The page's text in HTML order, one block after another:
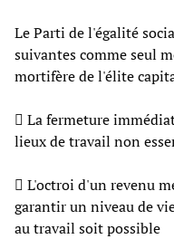
Le Parti de l'égalité
suivantes comme seul
mortifère de l'élite
 La fermeture
lieux de travail non
 L'octroi d'un revenu
garantir un niveau de
au travail soit possible